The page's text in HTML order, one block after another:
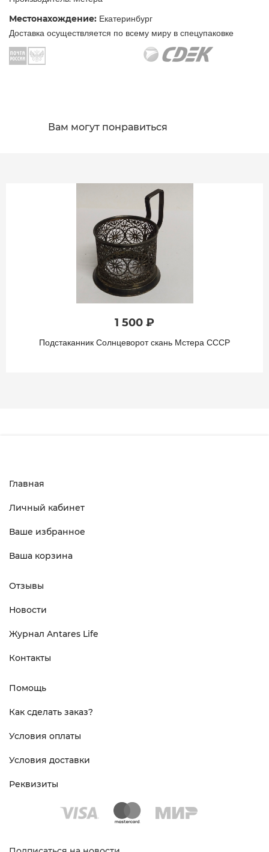
Местонахождение: Екатеринбург
Доставка осуществляется по всему миру в спецупаковке
Вам могут понравиться
1 500 ₽
Подстаканник Солнцеворот скань Мстера СССР
Главная
Личный кабинет
Ваше избранное
Ваша корзина
Отзывы
Новости
Журнал Antares Life
Контакты
Помощь
Как сделать заказ?
Условия оплаты
Условия доставки
Реквизиты